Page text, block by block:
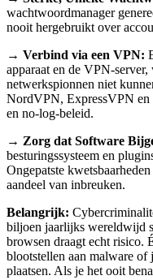
wachtwoordmanager
nooit hergebruikt over
→ Verbind via een VPN:
apparaat en de VPN-
netwerkspionnen niet
NordVPN, ExpressVPN en
en no-log-beleid.
→ Zorg dat Software
besturingssysteem en
Ongepatste
aandeel van inbreuken.
Belangrijk:
biljoen jaarlijks wereldwijd
browsen draagt echt risico.
blootstellen aan malware of
plaatsen. Als je het ooit